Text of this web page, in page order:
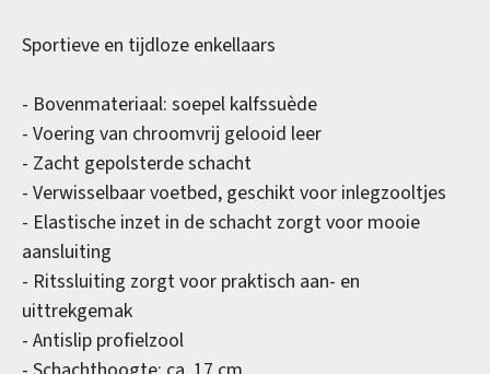
Sportieve en tijdloze enkellaars
- Bovenmateriaal: soepel kalfssuède
- Voering van chroomvrij gelooid leer
- Zacht gepolsterde schacht
- Verwisselbaar voetbed, geschikt voor inlegzooltjes
- Elastische inzet in de schacht zorgt voor mooie
aansluiting
- Ritssluiting zorgt voor praktisch aan- en
uittrekgemak
- Antislip profielzool